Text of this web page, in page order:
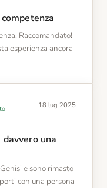
Raccomandato!
esperienza ancora
18 lug 2025
una
e sono rimasto
con una persona